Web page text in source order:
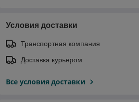
Условия доставки
Транспортная компания
Доставка курьером
Все условия доставки